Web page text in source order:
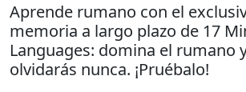
Aprende rumano con el
memoria a largo plazo de 17
Languages: domina el rumano
olvidarás nunca. ¡Pruébalo!